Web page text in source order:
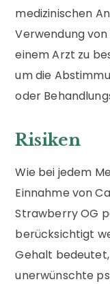
medizinischen
Verwendung
einem Arzt zu
um die
oder
Risiken
Wie bei jedem
Einnahme von
Strawberry OG
berücksichtigt
Gehalt
unerwünschte